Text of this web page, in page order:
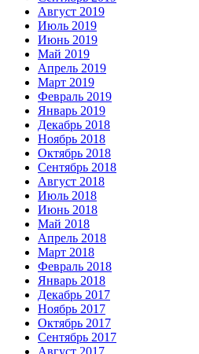
Август 2019
Июль 2019
Июнь 2019
Май 2019
Апрель 2019
Март 2019
Февраль 2019
Январь 2019
Декабрь 2018
Ноябрь 2018
Октябрь 2018
Сентябрь 2018
Август 2018
Июль 2018
Июнь 2018
Май 2018
Апрель 2018
Март 2018
Февраль 2018
Январь 2018
Декабрь 2017
Ноябрь 2017
Октябрь 2017
Сентябрь 2017
Август 2017